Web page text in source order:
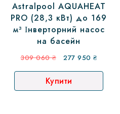
Astralpool AQUAHEAT
PRO (28,3 кВт) до 169
м³ Інверторний насос
на басейн
309 060₴
Оригінальна
ціна:
309
060 ₴.
277 950₴Поточна
ціна:
950 ₴.
Купити